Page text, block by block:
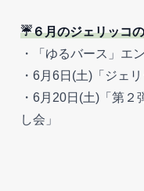
☔６月のジェリッコ
・「ゆるバース」エ
・6月6日(土)「ジェ
・6月20日(土)「第
し会」